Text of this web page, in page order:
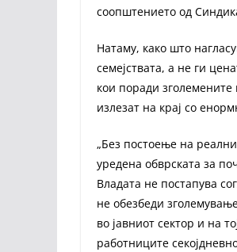
соопштението од
Натаму, како што
семејствата, а не ги
кои поради
излезат на крај со
„Без постоење на
уредена обврската за
Владата не постапува
не обезбеди
во јавниот сектор и на
работниците